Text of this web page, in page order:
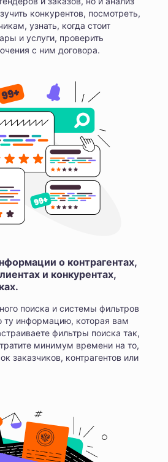
конкурентов, посмотреть,
узнать, когда стоит
и услуги, проверить
с ним договора.
о контрагентах,
и конкурентах,
поиска и системы фильтров
ту информацию, которая вам
фильтры поиска так,
минимум времени на то,
заказчиков, контрагентов или